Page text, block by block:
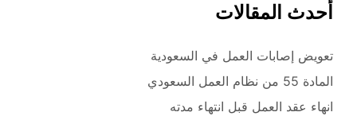
أحدث المقالات
تعويض إصابات العمل في السعودية
المادة 55 من نظام العمل السعودي
انهاء عقد العمل قبل انتهاء مدته